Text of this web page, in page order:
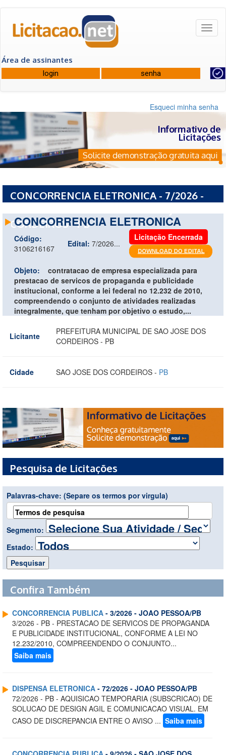
Área de assinantes
Esqueci minha senha
Informativo de
Licitações
Solicite demonstração gratuita aqui
CONCORRENCIA ELETRONICA - 7/2026 -
CORDEIROS - PB
CONCORRENCIA ELETRONICA
Código:
3106216167
Edital: 7/2026...
Licitação Encerrada
Objeto:
contratacao de empresa especializada para
prestacao de servicos de propaganda e publicidade
institucional, conforme a lei federal no 12.232 de 2010,
compreendendo o conjunto de atividades realizadas
integralmente, que tenham por objetivo o estudo,...
Licitante
PREFEITURA MUNICIPAL DE SAO JOSE DOS
CORDEIROS - PB
Cidade SAO JOSE DOS CORDEIROS - PB
Pesquisa de Licitações
Palavras-chave: (Separe os termos por virgula)
Segmento:
Estado:
Confira Também
CONCORRENCIA PUBLICA - 3/2026 - JOAO PESSOA/PB
3/2026 - PB - PRESTACAO DE SERVICOS DE PROPAGANDA
E PUBLICIDADE INSTITUCIONAL, CONFORME A LEI NO
12.232/2010, COMPREENDENDO O CONJUNTO...
Saiba mais
DISPENSA ELETRONICA - 72/2026 - JOAO PESSOA/PB
72/2026 - PB - AQUISICAO TEMPORARIA (SUBSCRICAO) DE
SOLUCAO DE DESIGN AGIL E COMUNICACAO VISUAL. EM
CASO DE DISCREPANCIA ENTRE O AVISO ... Saiba mais